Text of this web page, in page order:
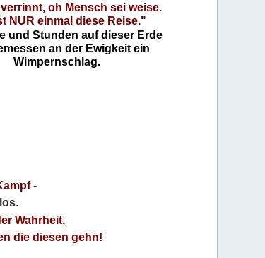
oh Mensch sei weise.
NUR einmal diese Reise."
und Stunden auf dieser Erde
an der Ewigkeit ein
Wimpernschlag.
-
.
Wahrheit,
die diesen gehn!